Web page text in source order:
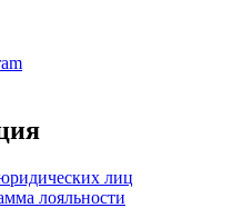
лиц
лояльности